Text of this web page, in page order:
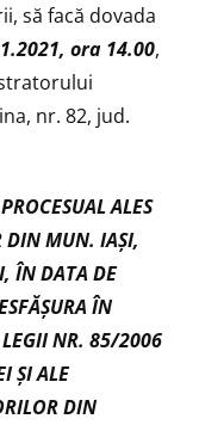
să facă dovada
ora 14.00,
nr. 82, jud.
ALES
DIN MUN. IAȘI,
ÎN DATA DE
ÎN
LEGII NR. 85/2006
ŞI ALE
DIN